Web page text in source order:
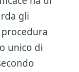
gli
unico di